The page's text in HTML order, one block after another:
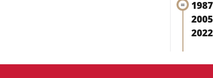
1987
2005
2022